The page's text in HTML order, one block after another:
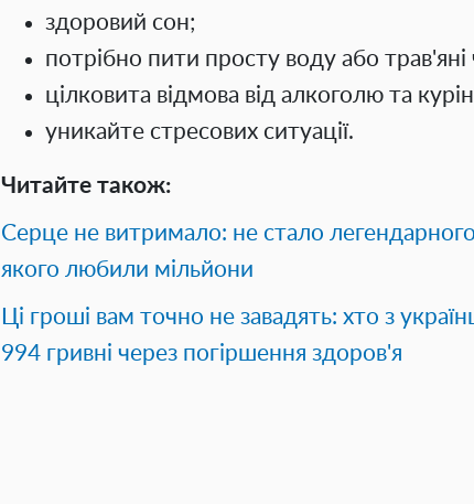
здоровий сон;
потрібно пити просту воду або трав'яні
цілковита відмова від алкоголю та
уникайте стресових ситуації.
Читайте також:
Серце не витримало: не стало
якого любили мільйони
Ці гроші вам точно не завадять: хто з
994 гривні через погіршення здоров'я